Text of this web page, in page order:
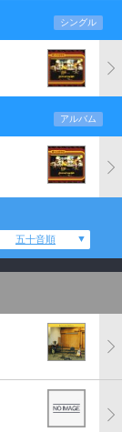
シングル
アルバム
五十音順